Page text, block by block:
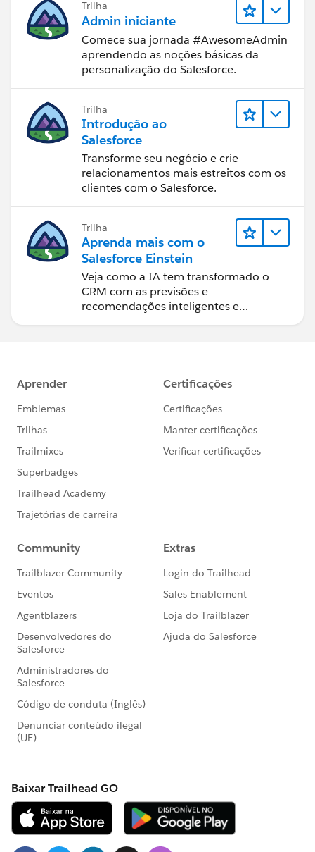
Trilha
Admin iniciante
Comece sua jornada #AwesomeAdmin
aprendendo as noções básicas da
personalização do Salesforce.
Trilha
Introdução ao
Salesforce
Transforme seu negócio e crie
relacionamentos mais estreitos com os
clientes com o Salesforce.
Trilha
Aprenda mais com o
Salesforce Einstein
Veja como a IA tem transformado o
CRM com as previsões e
recomendações inteligentes e
automação oportuna.